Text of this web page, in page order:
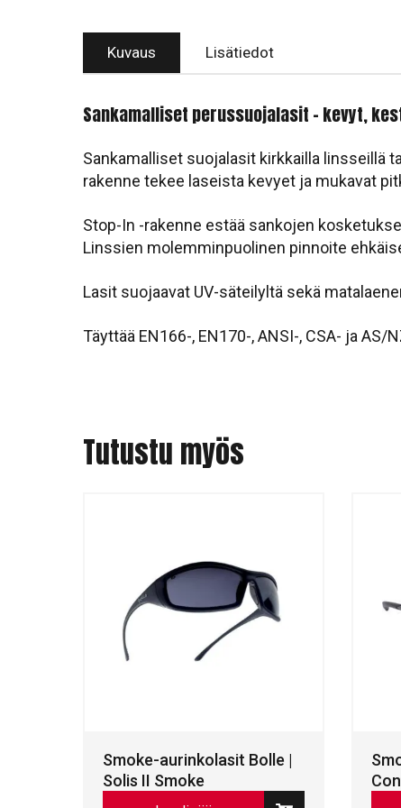
Kuvaus Lisätiedot
Sankamalliset perussuojalasit – kevyt,
Sankamalliset suojalasit kirkkailla linsseillä
rakenne tekee laseista kevyet ja mukavat
Stop-In -rakenne estää sankojen
Linssien molemminpuolinen pinnoite
Lasit suojaavat UV-säteilyltä sekä
Täyttää EN166-, EN170-, ANSI-, CSA- ja AS/
Tutustu myös
Smoke-aurinkolasit Bolle |
Solis II Smoke